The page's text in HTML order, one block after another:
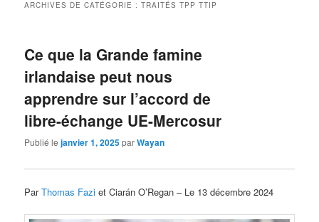
ARCHIVES DE CATÉGORIE :TRAITÉS TPP TTIP
Ce que la Grande famine
irlandaise peut nous
apprendre sur l’accord de
libre-échange UE-Mercosur
Publié lejanvier 1, 2025parWayan
ParThomas Fazi et Ciarán O’Regan – Le 13 décembre 2024